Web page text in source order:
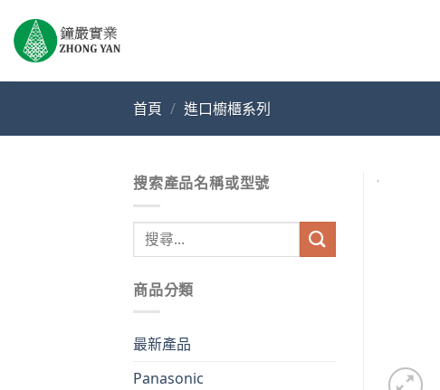
content
首頁 / 進口櫥櫃系列
搜索產品名稱或型號
鍵
字:
商品分類
最新產品
Panasonic